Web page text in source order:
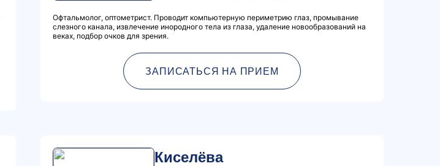
Офтальмолог, оптометрист. Проводит компьютерную периметрию глаз, промывание
слезного канала, извлечение инородного тела из глаза, удаление новообразований на
веках, подбор очков для зрения.
ЗАПИСАТЬСЯ НА ПРИЕМ
Киселёва